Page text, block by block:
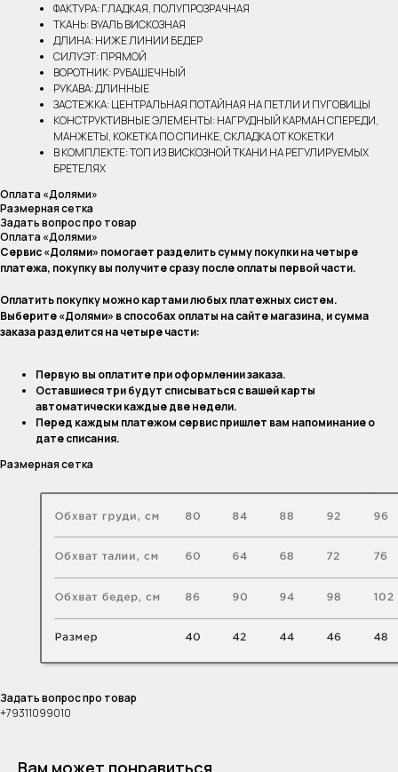
ФАКТУРА: ГЛАДКАЯ, ПОЛУПРОЗРАЧНАЯ
ТКАНЬ: ВУАЛЬ ВИСКОЗНАЯ
ДЛИНА: НИЖЕ ЛИНИИ БЕДЕР
СИЛУЭТ: ПРЯМОЙ
ВОРОТНИК: РУБАШЕЧНЫЙ
РУКАВА: ДЛИННЫЕ
ЗАСТЕЖКА: ЦЕНТРАЛЬНАЯ ПОТАЙНАЯ НА ПЕТЛИ И ПУГОВИЦЫ
КОНСТРУКТИВНЫЕ ЭЛЕМЕНТЫ: НАГРУДНЫЙ КАРМАН СПЕРЕДИ,
МАНЖЕТЫ, КОКЕТКА ПО СПИНКЕ, СКЛАДКА ОТ КОКЕТКИ
В КОМПЛЕКТЕ: ТОП ИЗ ВИСКОЗНОЙ ТКАНИ НА РЕГУЛИРУЕМЫХ
БРЕТЕЛЯХ
Оплата «Долями»
Размерная сетка
Задать вопрос про товар
Оплата «Долями»
Сервис «Долями» помогает разделить сумму покупки на четыре
платежа, покупку вы получите сразу после оплаты первой части.
Оплатить покупку можно картами любых платежных систем.
Выберите «Долями» в способах оплаты на сайте магазина, и сумма
заказа разделится на четыре части:
Первую вы оплатите при оформлении заказа.
Оставшиеся три будут списываться с вашей карты
автоматически каждые две недели.
Перед каждым платежом сервис пришлет вам напоминание о
дате списания.
Размерная сетка
Задать вопрос про товар
+79311099010
Вам может понравиться